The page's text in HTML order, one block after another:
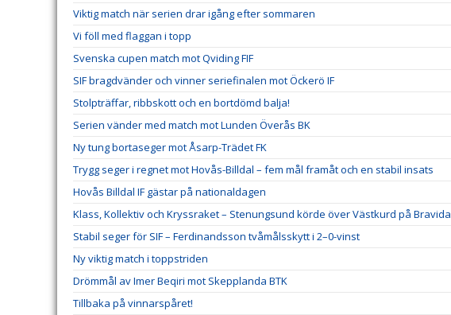
Viktig match när serien drar igång efter sommaren
Vi föll med flaggan i topp
Svenska cupen match mot Qviding FIF
SIF bragdvänder och vinner seriefinalen mot Öckerö IF
Stolpträffar, ribbskott och en bortdömd balja!
Serien vänder med match mot Lunden Överås BK
Ny tung bortaseger mot Åsarp-Trädet FK
Trygg seger i regnet mot Hovås-Billdal – fem mål framåt och en stabil insats
Hovås Billdal IF gästar på nationaldagen
Klass, Kollektiv och Kryssraket – Stenungsund körde över Västkurd på Bravida
Stabil seger för SIF – Ferdinandsson tvåmålsskytt i 2–0-vinst
Ny viktig match i toppstriden
Drömmål av Imer Beqiri mot Skepplanda BTK
Tillbaka på vinnarspåret!